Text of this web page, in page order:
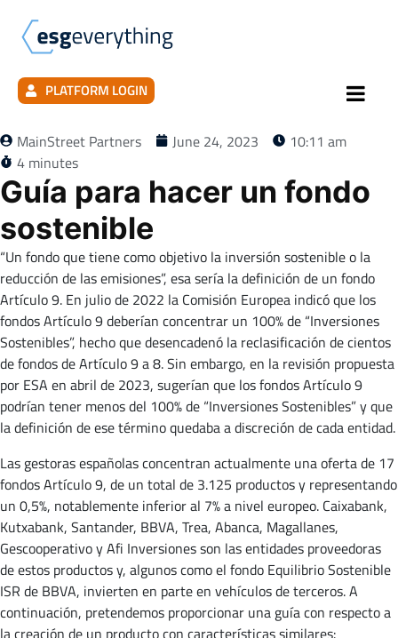
PLATFORM LOGIN
MainStreet Partners June 24, 2023
10:11 am
4 minutes
Guía para hacer un fondo
sostenible
“Un fondo que tiene como objetivo la inversión sostenible o la
reducción de las emisiones”, esa sería la definición de un fondo
Artículo 9. En julio de 2022 la Comisión Europea indicó que los
fondos Artículo 9 deberían concentrar un 100% de “Inversiones
Sostenibles”, hecho que desencadenó la reclasificación de cientos
de fondos de Artículo 9 a 8. Sin embargo, en la revisión propuesta
por ESA en abril de 2023, sugerían que los fondos Artículo 9
podrían tener menos del 100% de “Inversiones Sostenibles” y que
la definición de ese término quedaba a discreción de cada entidad.
Las gestoras españolas concentran actualmente una oferta de 17
fondos Artículo 9, de un total de 3.125 productos y representando
un 0,5%, notablemente inferior al 7% a nivel europeo. Caixabank,
Kutxabank, Santander, BBVA, Trea, Abanca, Magallanes,
Gescooperativo y Afi Inversiones son las entidades proveedoras
de estos productos y, algunos como el fondo Equilibrio Sostenible
ISR de BBVA, invierten en parte en vehículos de terceros. A
continuación, pretendemos proporcionar una guía con respecto a
la creación de un producto con características similares: